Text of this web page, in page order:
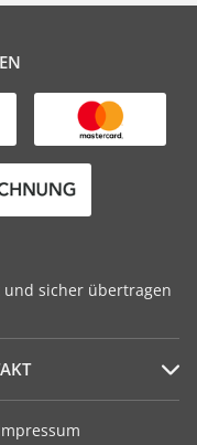
und sicher übertragen